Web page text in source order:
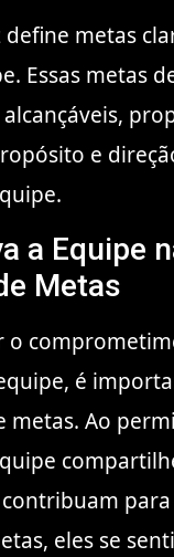
metas
Essas metas
e
a Equipe
Metas
o
é
metas. Ao
eles se